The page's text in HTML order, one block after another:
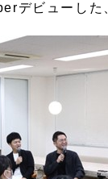
デビューした